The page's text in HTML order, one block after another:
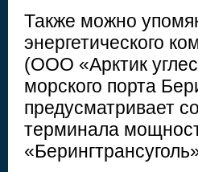
Также можно
энергетического
(ООО «Арктик
морского порта
предусматривает
терминала